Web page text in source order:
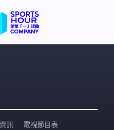
訊 電視節目表